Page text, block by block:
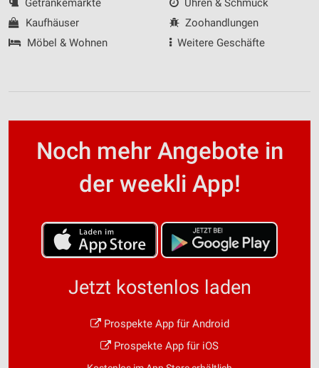
Getränkemärkte
Kaufhäuser
Möbel & Wohnen
Uhren & Schmuck
Zoohandlungen
Weitere Geschäfte
Noch mehr Angebote in
der weekli App!
Jetzt kostenlos laden
Prospekte App für Android
Prospekte App für iOS